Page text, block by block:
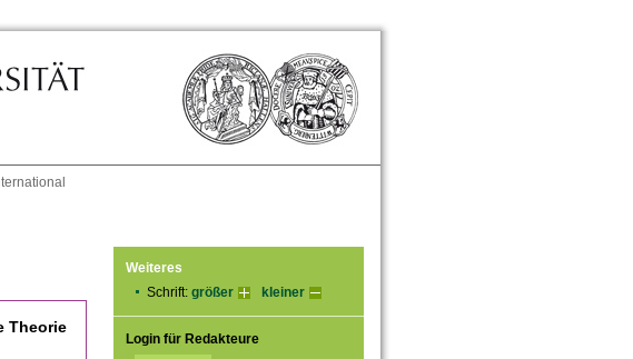
Weiteres
Schrift: größer kleiner
Login für Redakteure
Theorie